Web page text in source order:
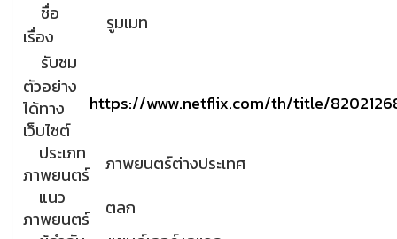
ชื่อ
เรื่อง
รูมเมท
รับชม
ตัวอย่าง
ได้ทาง
เว็บไซต์
https://www.netflix.com/th/title/
ประเภท
ภาพยนตร์
ภาพยนตร์ต่างประเทศ
แนว
ภาพยนตร์
ตลก